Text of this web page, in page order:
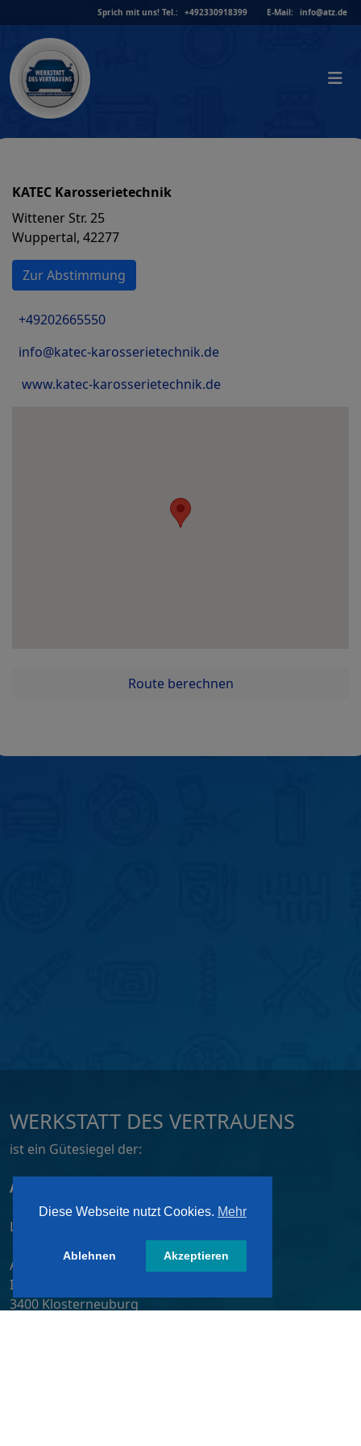
to
content
Sprich mit uns! Tel.: +492330918399 E-Mail: info@atz.de
KATEC Karosserietechnik
Wittener Str. 25
Wuppertal, 42277
Zur Abstimmung
+49202665550
info@katec-karosserietechnik.de
www.katec-karosserietechnik.de
Route berechnen
WERKSTATT DES VERTRAUENS
ist ein Gütesiegel der:
ATZ AG, Dortmund
Lizensiert von:
A&W-Verlag GmbH
Inkustraße 1-7 / Stiege 4 / 2. OG
3400 Klosterneuburg
Diese Webseite nutzt Cookies. Mehr
Ablehnen Akzeptieren